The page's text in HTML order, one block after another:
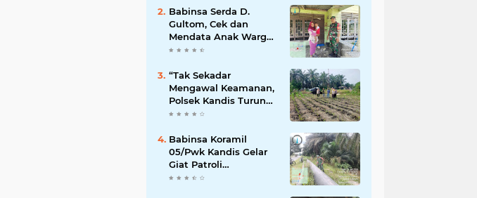
Babinsa Serda D.
Gultom, Cek dan
Mendata Anak Warga
Yang Stunting
“Tak Sekadar
Mengawal Keamanan,
Polsek Kandis Turun
ke Lahan Jagung
Pangan
Babinsa Koramil
05/Pwk Kandis Gelar
Giat Patroli
Pengamanan Line